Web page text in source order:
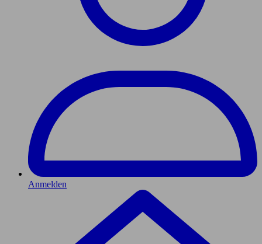
Anmelden